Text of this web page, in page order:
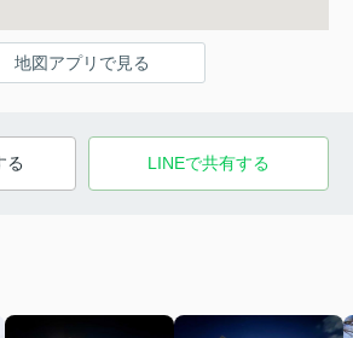
地図アプリで見る
る LINEで共有する